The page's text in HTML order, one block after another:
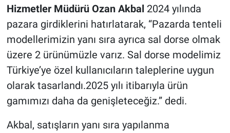
Hizmetler Müdürü Ozan Akbal 2024 yılında
pazara girdiklerini hatırlatarak, “Pazarda tenteli
modellerimizin yanı sıra ayrıca sal dorse olmak
üzere 2 ürünümüzle varız. Sal dorse modelimiz
Türkiye’ye özel kullanıcıların taleplerine uygun
olarak tasarlandı.2025 yılı itibarıyla ürün
gamımızı daha da genişleteceğiz.” dedi.
Akbal, satışların yanı sıra yapılanma